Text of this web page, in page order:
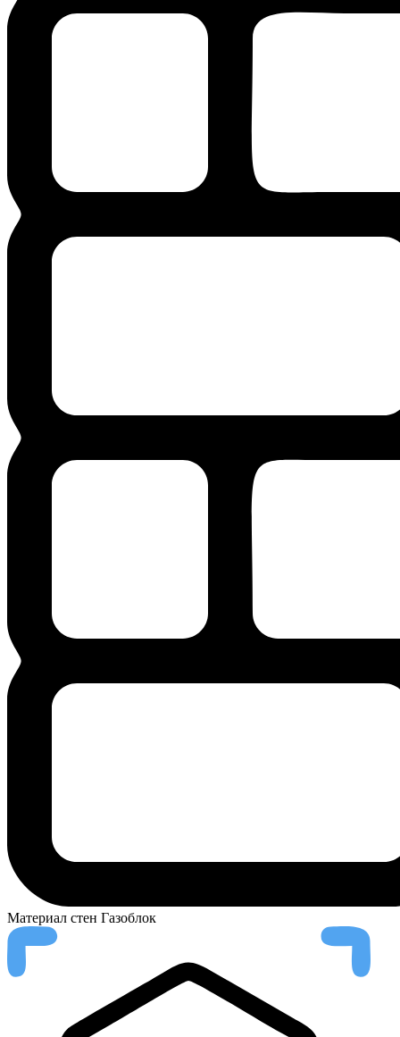
Материал стен Газоблок